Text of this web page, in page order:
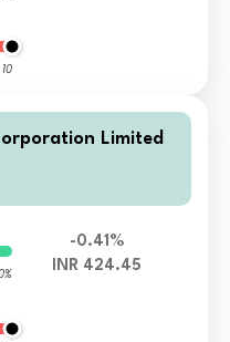
10
Limited
-0.41%
INR 424.45